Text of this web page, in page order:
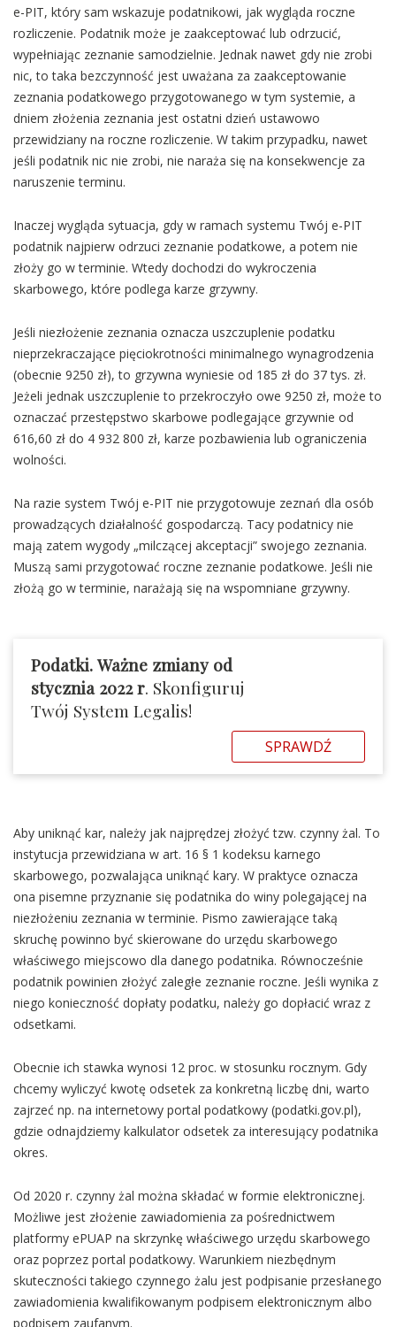
e-PIT, który sam wskazuje podatnikowi, jak wygląda roczne
rozliczenie. Podatnik może je zaakceptować lub odrzucić,
wypełniając zeznanie samodzielnie. Jednak nawet gdy nie zrobi
nic, to taka bezczynność jest uważana za zaakceptowanie
zeznania podatkowego przygotowanego w tym systemie, a
dniem złożenia zeznania jest ostatni dzień ustawowo
przewidziany na roczne rozliczenie. W takim przypadku, nawet
jeśli podatnik nic nie zrobi, nie naraża się na konsekwencje za
naruszenie terminu.
Inaczej wygląda sytuacja, gdy w ramach systemu Twój e-PIT
podatnik najpierw odrzuci zeznanie podatkowe, a potem nie
złoży go w terminie. Wtedy dochodzi do wykroczenia
skarbowego, które podlega karze grzywny.
Jeśli niezłożenie zeznania oznacza uszczuplenie podatku
nieprzekraczające pięciokrotności minimalnego wynagrodzenia
(obecnie 9250 zł), to grzywna wyniesie od 185 zł do 37 tys. zł.
Jeżeli jednak uszczuplenie to przekroczyło owe 9250 zł, może to
oznaczać przestępstwo skarbowe podlegające grzywnie od
616,60 zł do 4 932 800 zł, karze pozbawienia lub ograniczenia
wolności.
Na razie system Twój e-PIT nie przygotowuje zeznań dla osób
prowadzących działalność gospodarczą. Tacy podatnicy nie
mają zatem wygody „milczącej akceptacji” swojego zeznania.
Muszą sami przygotować roczne zeznanie podatkowe. Jeśli nie
złożą go w terminie, narażają się na wspomniane grzywny.
Podatki.Ważne zmiany od
stycznia 2022 r. Skonfiguruj
Twój System Legalis!
SPRAWDŹ
Aby uniknąć kar, należy jak najprędzej złożyć tzw. czynny żal. To
instytucja przewidziana w art. 16 § 1 kodeksu karnego
skarbowego, pozwalająca uniknąć kary. W praktyce oznacza
ona pisemne przyznanie się podatnika do winy polegającej na
niezłożeniu zeznania w terminie. Pismo zawierające taką
skruchę powinno być skierowane do urzędu skarbowego
właściwego miejscowo dla danego podatnika. Równocześnie
podatnik powinien złożyć zaległe zeznanie roczne. Jeśli wynika z
niego konieczność dopłaty podatku, należy go dopłacić wraz z
odsetkami.
Obecnie ich stawka wynosi 12 proc. w stosunku rocznym. Gdy
chcemy wyliczyć kwotę odsetek za konkretną liczbę dni, warto
zajrzeć np. na internetowy portal podatkowy (podatki.gov.pl),
gdzie odnajdziemy kalkulator odsetek za interesujący podatnika
okres.
Od 2020 r. czynny żal można składać w formie elektronicznej.
Możliwe jest złożenie zawiadomienia za pośrednictwem
platformy ePUAP na skrzynkę właściwego urzędu skarbowego
oraz poprzez portal podatkowy. Warunkiem niezbędnym
skuteczności takiego czynnego żalu jest podpisanie przesłanego
zawiadomienia kwalifikowanym podpisem elektronicznym albo
podpisem zaufanym.